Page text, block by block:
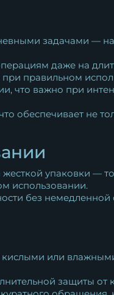
задачами —
даже на
правильном
что важно при
обеспечивает не
упаковки —
использовании.
без немедленной
кислыми или
защиты от